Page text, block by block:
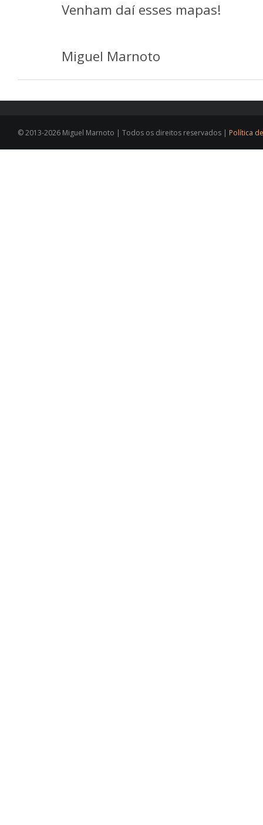
Venham daí esses mapas!
Miguel Marnoto
© 2013-2026 Miguel Marnoto | Todos os direitos reservados | Política